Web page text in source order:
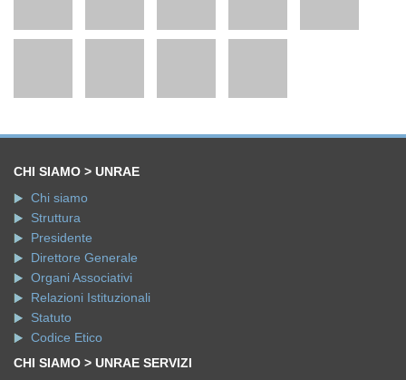
CHI SIAMO > UNRAE
Chi siamo
Struttura
Presidente
Direttore Generale
Organi Associativi
Relazioni Istituzionali
Statuto
Codice Etico
CHI SIAMO > UNRAE SERVIZI